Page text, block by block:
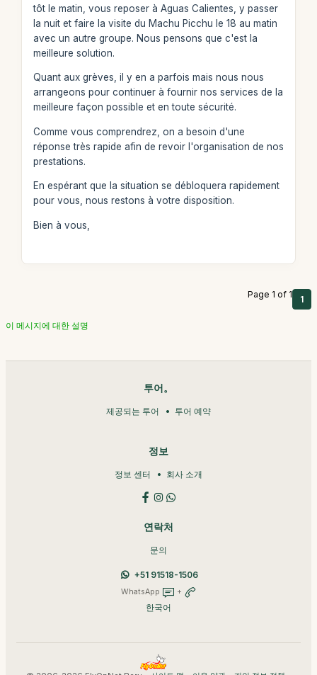
tôt le matin, vous reposer à Aguas Calientes, y passer
la nuit et faire la visite du Machu Picchu le 18 au matin
avec un autre groupe. Nous pensons que c'est la
meilleure solution.
Quant aux grèves, il y en a parfois mais nous nous
arrangeons pour continuer à fournir nos services de la
meilleure façon possible et en toute sécurité.
Comme vous comprendrez, on a besoin d'une
réponse très rapide afin de revoir l'organisation de nos
prestations.
En espérant que la situation se débloquera rapidement
pour vous, nous restons à votre disposition.
Bien à vous,
Page 1 of 1 1
이 메시지에 대한 설명
투어。
제공되는 투어 투어 예약
정보
정보 센터 회사 소개
연락처
문의
+51 91518-1506
WhatsApp +
한국어